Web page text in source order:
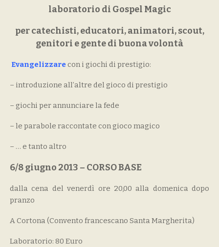
laboratorio di Gospel Magic
per catechisti, educatori, animatori, scout,
genitori e gente di buona volontà
Evangelizzarecon i giochi di prestigio:
– introduzione all’altre del gioco di prestigio
– giochi per annunciare la fede
– le parabole raccontate con gioco magico
– … e tanto altro
6/8 giugno 2013 – CORSO BASE
dalla cena del venerdì ore 20,00 alla domenica dopo
pranzo
A Cortona (Convento francescano Santa Margherita)
Laboratorio: 80 Euro